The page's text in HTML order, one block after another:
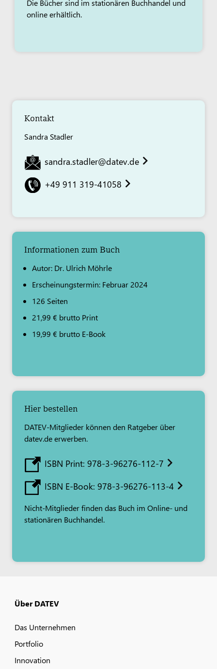
Die Bücher sind im stationären Buchhandel und
online erhältlich.
Kontakt
Sandra Stadler
sandra.stadler@datev.de
+49 911 319-41058
Informationen zum Buch
Autor: Dr. Ulrich Möhrle
Erscheinungstermin: Februar 2024
126 Seiten
21,99 € brutto Print
19,99 € brutto E-Book
Hier bestellen
DATEV-Mitglieder können den Ratgeber über
datev.de erwerben.
ISBN Print: 978-3-96276-112-7
ISBN E-Book: 978-3-96276-113-4
Nicht-Mitglieder finden das Buch im Online- und
stationären Buchhandel.
Über DATEV
Das Unternehmen
Portfolio
Innovation